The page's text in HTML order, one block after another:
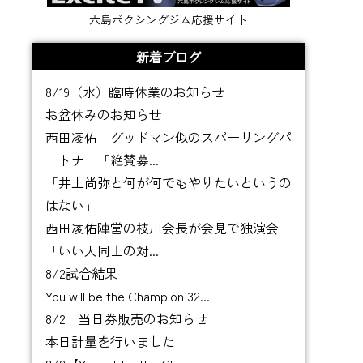
六島ボクシングジム応援サイト
新着ブログ
8/19（水）臨時休業のお知らせ
お盆休みのお知らせ
西田凌佑 グッドマン似のスパーリングパ
ートナー「絶賛募...
「井上尚弥と何が何でもやりたいというの
はない」
西田凌佑陣営の枝川会長が会見で独演会
「いい人同士の対...
8/2試合結果
You will be the Champion 32...
8/2 当日券販売のお知らせ
本日計量を行いました